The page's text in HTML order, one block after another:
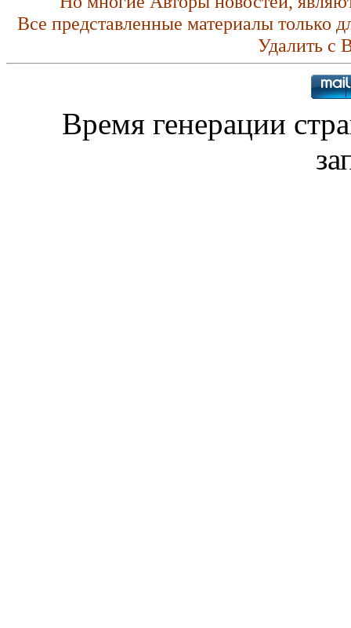
Все представленные материалы только
Удалить с
Время генерации